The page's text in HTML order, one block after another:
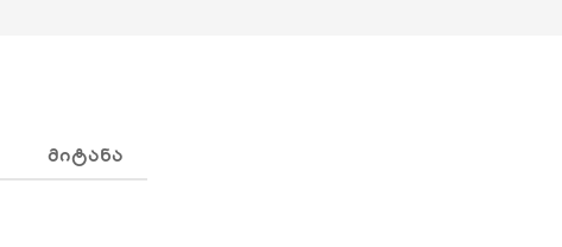
ᲛᲘᲢᲐᲜᲐ